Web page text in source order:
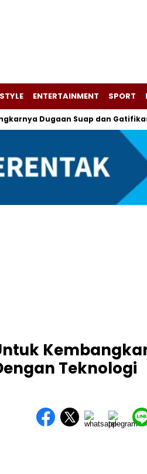
ENTERTAINMENT SPORT
Dugaan Suap dan
Teknologi